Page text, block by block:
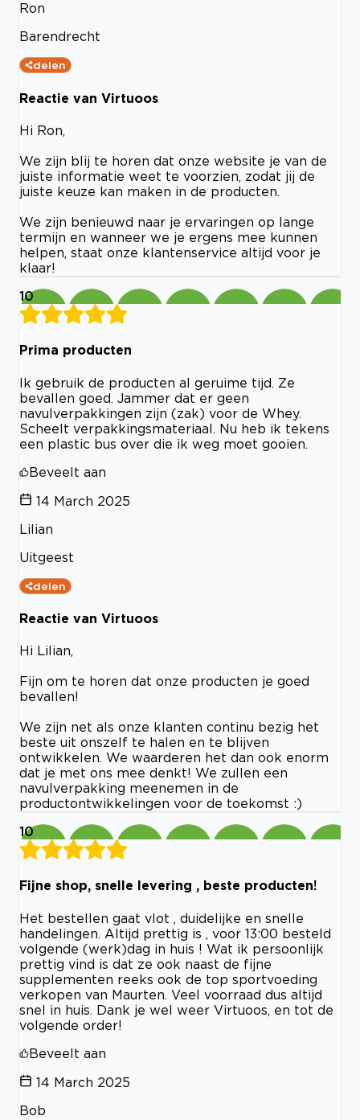
Ron
Barendrecht
delen
Reactie van Virtuoos
Hi Ron,
We zijn blij te horen dat onze website je van de
juiste informatie weet te voorzien, zodat jij de
juiste keuze kan maken in de producten.
We zijn benieuwd naar je ervaringen op lange
termijn en wanneer we je ergens mee kunnen
helpen, staat onze klantenservice altijd voor je
klaar!
10
Prima producten
Ik gebruik de producten al geruime tijd. Ze
bevallen goed. Jammer dat er geen
navulverpakkingen zijn (zak) voor de Whey.
Scheelt verpakkingsmateriaal. Nu heb ik tekens
een plastic bus over die ik weg moet gooien.
Beveelt aan
14 March 2025
Lilian
Uitgeest
delen
Reactie van Virtuoos
Hi Lilian,
Fijn om te horen dat onze producten je goed
bevallen!
We zijn net als onze klanten continu bezig het
beste uit onszelf te halen en te blijven
ontwikkelen. We waarderen het dan ook enorm
dat je met ons mee denkt! We zullen een
navulverpakking meenemen in de
productontwikkelingen voor de toekomst :)
10
Fijne shop, snelle levering , beste producten!
Het bestellen gaat vlot , duidelijke en snelle
handelingen. Altijd prettig is , voor 13:00 besteld
volgende (werk)dag in huis ! Wat ik persoonlijk
prettig vind is dat ze ook naast de fijne
supplementen reeks ook de top sportvoeding
verkopen van Maurten. Veel voorraad dus altijd
snel in huis. Dank je wel weer Virtuoos, en tot de
volgende order!
Beveelt aan
14 March 2025
Bob